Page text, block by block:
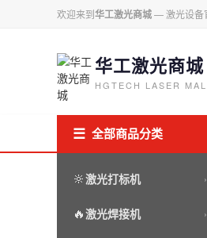
欢迎来到华工激光商城— 激光设备
华工激光商城
HGTECH LASER
☰ 全部商品分类
🔆激光打标机 ›
🔥激光焊接机 ›